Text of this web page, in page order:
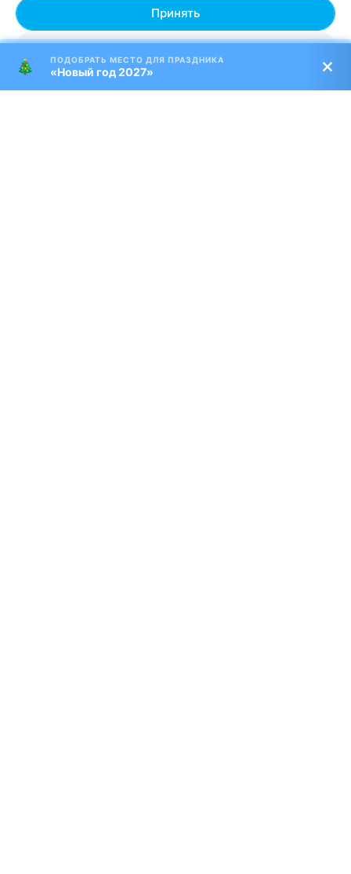
КОФЕЙНЯ-КОНДИТЕРСКАЯ
2.7 Раскоша 1795
Гродно, ул. Советская, 7 с 10:00
Отзывы25
Отклонить
Принять
Персональные настройки Cookie
ПОДОБРАТЬ МЕСТО ДЛЯ ПРАЗДНИКА
«Новый год 2027»